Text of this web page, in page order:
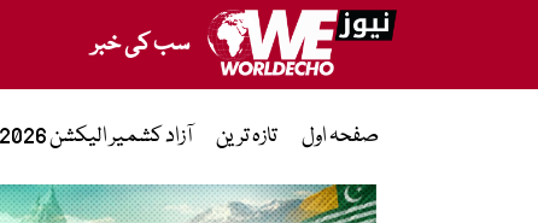
سب کی خبر
صفحہ اول تازہ ترین آزاد کشمیر الیکشن 2026